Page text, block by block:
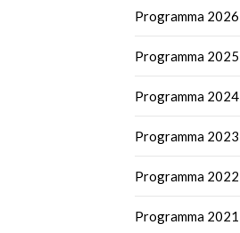
Programma 2026
Programma 2025
Programma 2024
Programma 2023
Programma 2022
Programma 2021